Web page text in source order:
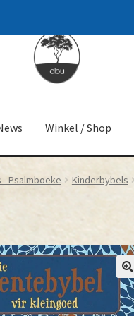
Winkel / Shop
- Psalmboeke Kinderbybels